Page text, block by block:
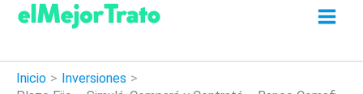
contenido
Inicio
Inversiones